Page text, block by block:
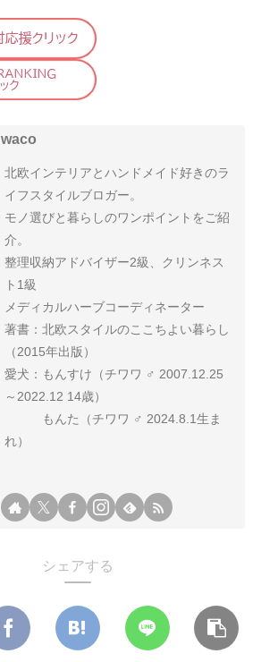
waco
北欧インテリアとハンドメイド好きのラ
イフスタイルブロガー。
モノ選びと暮らしのワンポイントをご紹
介。
整理収納アドバイザー2級、クリンネス
ト1級
メディカルハーブコーディネーター
著書：北欧スタイルのここちよい暮らし
（2015年出版）
愛犬：もんすけ（チワワ ♂ 2007.12.25
～2022.12 14歳）
もんた（チワワ ♂ 2024.8.1生ま
れ）
シェアする